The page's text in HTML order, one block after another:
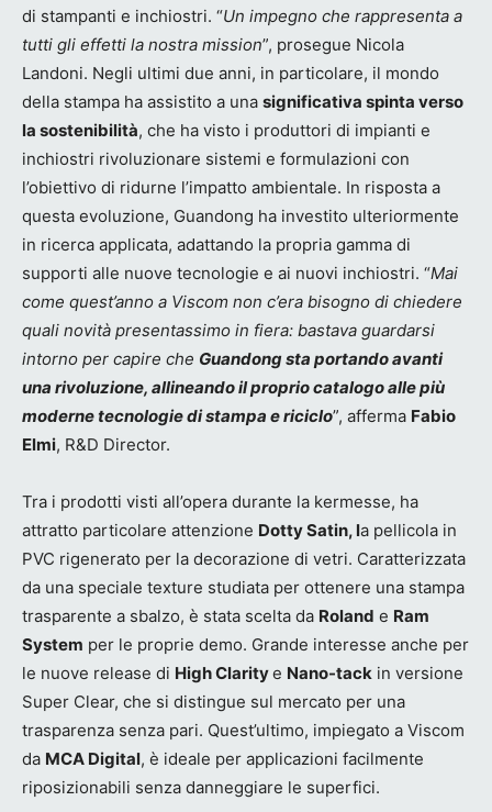
di stampanti e inchiostri. “Un impegno che rappresenta a
tutti gli effetti la nostra mission”, prosegue Nicola
Landoni. Negli ultimi due anni, in particolare, il mondo
della stampa ha assistito a una significativa spinta verso
la sostenibilità, che ha visto i produttori di impianti e
inchiostri rivoluzionare sistemi e formulazioni con
l’obiettivo di ridurne l’impatto ambientale. In risposta a
questa evoluzione, Guandong ha investito ulteriormente
in ricerca applicata, adattando la propria gamma di
supporti alle nuove tecnologie e ai nuovi inchiostri. “Mai
come quest’anno a Viscom non c’era bisogno di chiedere
quali novità presentassimo in fiera: bastava guardarsi
intorno per capire che Guandong sta portando avanti
una rivoluzione, allineando il proprio catalogo alle più
moderne tecnologie di stampa e riciclo”, afferma Fabio
Elmi, R&D Director.
Tra i prodotti visti all’opera durante la kermesse, ha
attratto particolare attenzione Dotty Satin, la pellicola in
PVC rigenerato per la decorazione di vetri. Caratterizzata
da una speciale texture studiata per ottenere una stampa
trasparente a sbalzo, è stata scelta da Roland e Ram
System per le proprie demo. Grande interesse anche per
le nuove release di High Claritye Nano-tack in versione
Super Clear, che si distingue sul mercato per una
trasparenza senza pari. Quest’ultimo, impiegato a Viscom
da MCA Digital, è ideale per applicazioni facilmente
riposizionabili senza danneggiare le superfici.